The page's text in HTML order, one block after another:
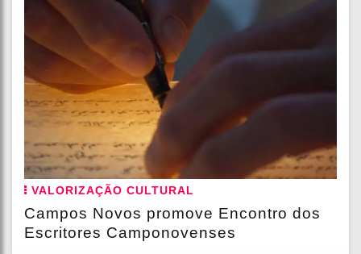
VALORIZAÇÃO CULTURAL
Campos Novos promove Encontro dos
Escritores Camponovenses